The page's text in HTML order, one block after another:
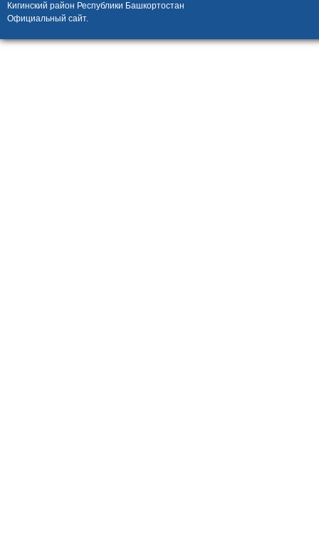
Кигинский район Республики Башкортостан
Официальный сайт.